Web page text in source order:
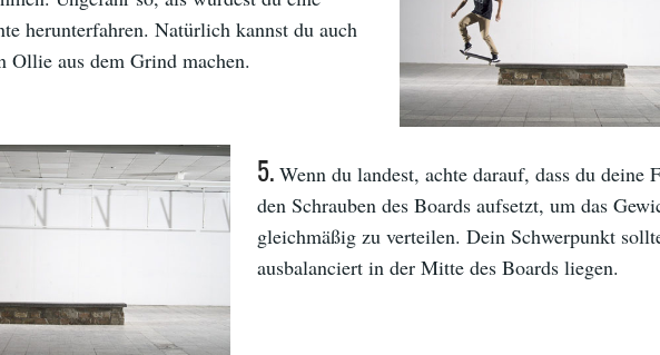
herunterfahren. Natürlich kannst du auch
Ollie aus dem Grind machen.
5.Wenn du landest, achte darauf, dass du deine
den Schrauben des Boards aufsetzt, um das
gleichmäßig zu verteilen. Dein Schwerpunkt
ausbalanciert in der Mitte des Boards liegen.